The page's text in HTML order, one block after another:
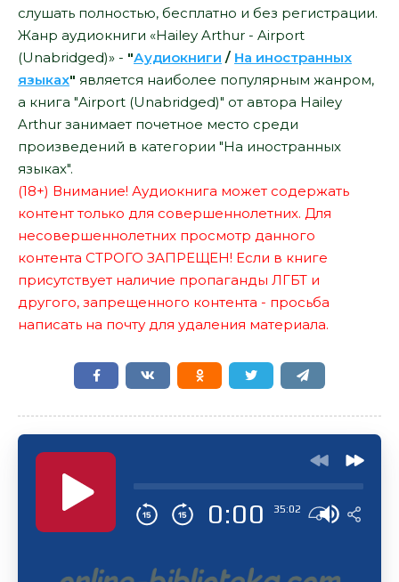
слушать полностью, бесплатно и без регистрации.
Жанр аудиокниги «Hailey Arthur - Airport
(Unabridged)» - "Аудиокниги / На иностранных
языках" является наиболее популярным жанром,
а книга "Airport (Unabridged)" от автора Hailey
Arthur занимает почетное место среди
произведений в категории "На иностранных
языках".
(18+) Внимание! Аудиокнига может содержать
контент только для совершеннолетних. Для
несовершеннолетних просмотр данного
контента СТРОГО ЗАПРЕЩЕН! Если в книге
присутствует наличие пропаганды ЛГБТ и
другого, запрещенного контента - просьба
написать на почту для удаления материала.
0:00 35:02